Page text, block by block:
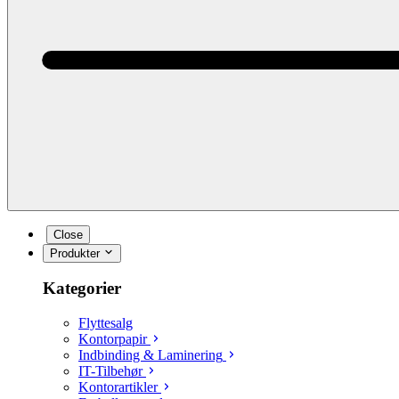
Close
Produkter
Kategorier
Flyttesalg
Kontorpapir
Indbinding & Laminering
IT-Tilbehør
Kontorartikler